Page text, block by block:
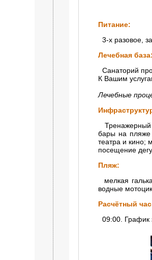
Питание:
3-х разовое,
Лечебная база:
Санаторий
К Вашим
Лечебные
Тренажерный
бары на пляже
театра и кино;
посещение
Пляж:
мелкая
водные
Расчётный
09:00. График